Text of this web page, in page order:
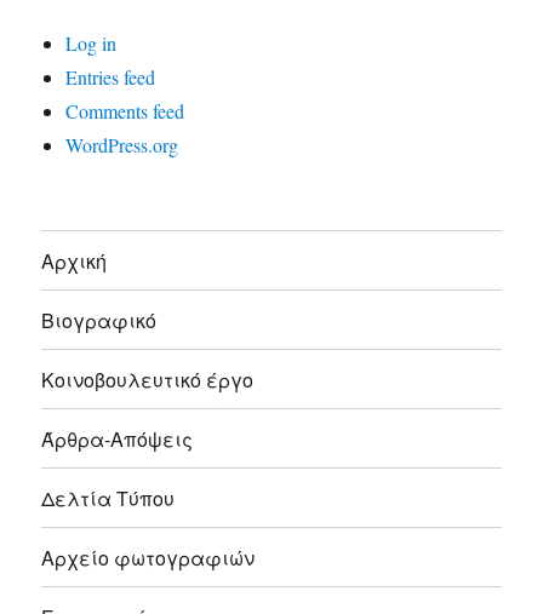
Log in
Entries feed
Comments feed
WordPress.org
Αρχική
Βιογραφικό
Κοινοβουλευτικό έργο
Άρθρα-Απόψεις
Δελτία Τύπου
Αρχείο φωτογραφιών